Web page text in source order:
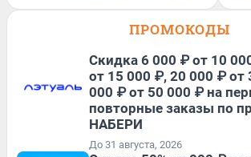
ПРОМОКОДЫ
Скидка 6 000 ₽ от 10
от 15 000 ₽, 20 000 ₽ от
000 ₽ от 50 000 ₽ на
повторные заказы по
НАБЕРИ
До 31 августа, 2026